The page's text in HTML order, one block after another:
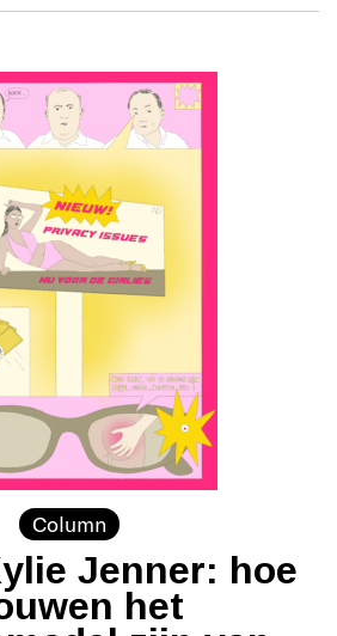
Column
Jenner: hoe
het